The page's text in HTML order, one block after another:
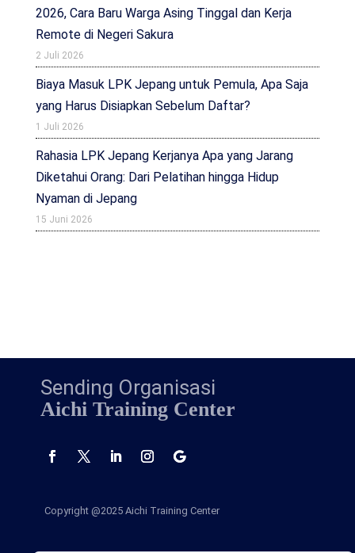
2026, Cara Baru Warga Asing Tinggal dan Kerja
Remote di Negeri Sakura
2 Juli 2026
Biaya Masuk LPK Jepang untuk Pemula, Apa Saja
yang Harus Disiapkan Sebelum Daftar?
1 Juli 2026
Rahasia LPK Jepang Kerjanya Apa yang Jarang
Diketahui Orang: Dari Pelatihan hingga Hidup
Nyaman di Jepang
15 Juni 2026
Sending Organisasi
Aichi Training Center
Copyright @2025 Aichi Training Center